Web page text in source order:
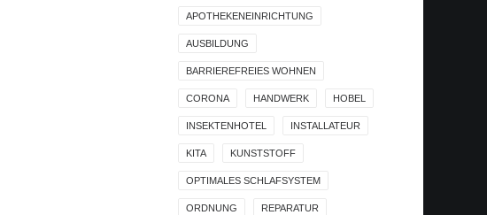
APOTHEKENEINRICHTUNG
AUSBILDUNG
BARRIEREFREIES WOHNEN
CORONA HANDWERK HOBEL
INSEKTENHOTEL INSTALLATEUR
KITA KUNSTSTOFF
OPTIMALES SCHLAFSYSTEM
ORDNUNG REPARATUR